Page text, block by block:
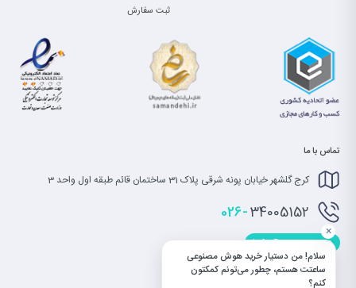
ثبت سفارش
تماس با ما
کرج گلشهر خیابان پونه شرقی پلاک 31 ساختمان قائم طبقه اول واحد 3
026-34005152
info@saatet.com
سلام! من دستیار خرید هوش مصنوعی
ساعتت هستم، چطور می‌تونم کمکتون
کنم؟
×